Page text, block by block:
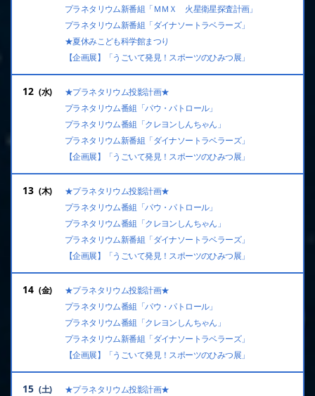
プラネタリウム新番組「ＭＭＸ 火星衛星探査計画」
プラネタリウム新番組「ダイナソートラベラーズ」
★夏休みこども科学館まつり
【企画展】「うごいて発見！スポーツのひみつ展」
12
★プラネタリウム投影計画★
プラネタリウム番組「パウ・パトロール」
プラネタリウム番組「クレヨンしんちゃん」
プラネタリウム新番組「ダイナソートラベラーズ」
【企画展】「うごいて発見！スポーツのひみつ展」
13
★プラネタリウム投影計画★
プラネタリウム番組「パウ・パトロール」
プラネタリウム番組「クレヨンしんちゃん」
プラネタリウム新番組「ダイナソートラベラーズ」
【企画展】「うごいて発見！スポーツのひみつ展」
14
★プラネタリウム投影計画★
プラネタリウム番組「パウ・パトロール」
プラネタリウム番組「クレヨンしんちゃん」
プラネタリウム新番組「ダイナソートラベラーズ」
【企画展】「うごいて発見！スポーツのひみつ展」
15
★プラネタリウム投影計画★